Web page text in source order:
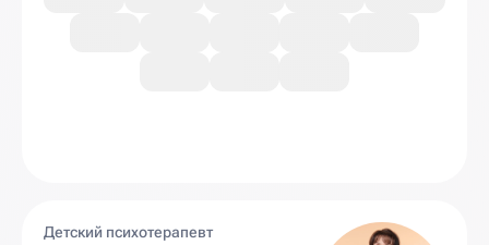
Детский психотерапевт